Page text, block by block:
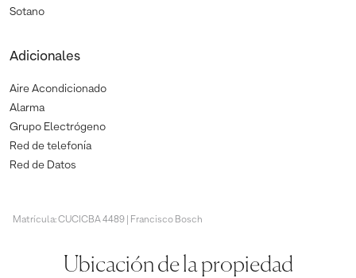
Sotano
Adicionales
Aire Acondicionado
Alarma
Grupo Electrógeno
Red de telefonía
Red de Datos
Matrícula: CUCICBA 4489 | Francisco Bosch
Ubicación de la propiedad